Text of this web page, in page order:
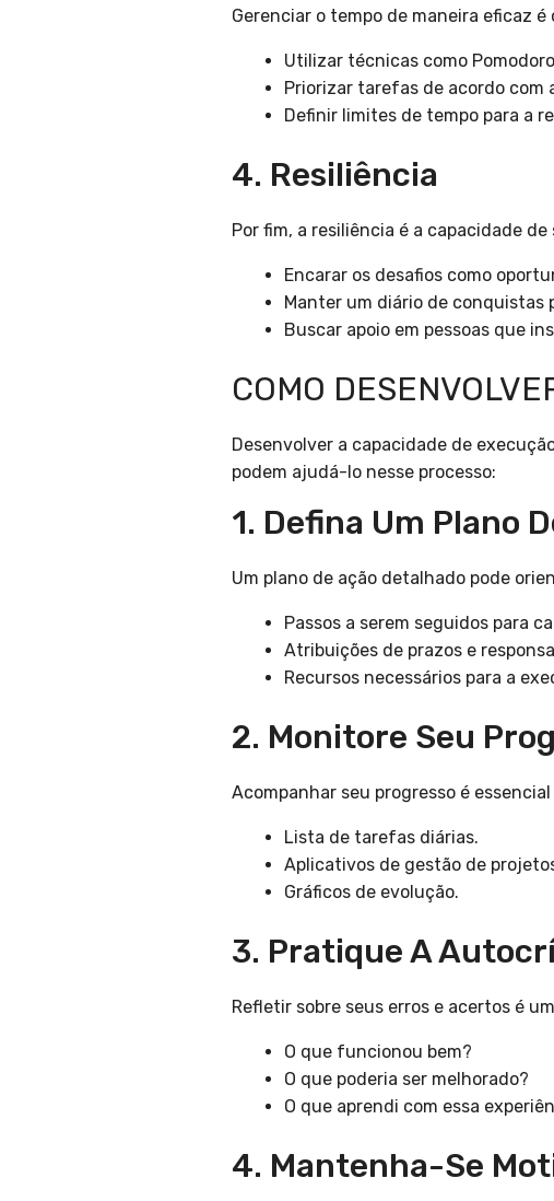
Gerenciar o tempo de maneira eficaz
Utilizar técnicas como
Priorizar tarefas de acordo com
Definir limites de tempo para a
4. Resiliência
Por fim, a resiliência é a capacidade
Encarar os desafios como
Manter um diário de conquistas
Buscar apoio em pessoas que
COMO
Desenvolver a capacidade de
podem ajudá-lo nesse processo:
1. Defina Um Plano
Um plano de ação detalhado pode
Passos a serem seguidos para
Atribuições de prazos e
Recursos necessários para a
2. Monitore Seu
Acompanhar seu progresso é
Lista de tarefas diárias.
Aplicativos de gestão de
Gráficos de evolução.
3. Pratique A
Refletir sobre seus erros e acertos é
O que funcionou bem?
O que poderia ser melhorado?
O que aprendi com essa
4. Mantenha-Se